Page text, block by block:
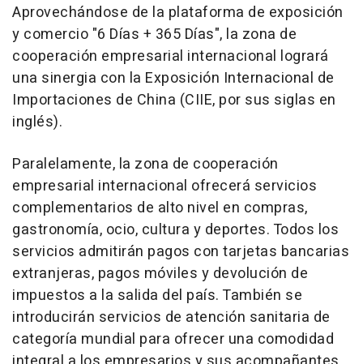
Aprovechándose de la plataforma de exposición
y comercio "6 Días + 365 Días", la zona de
cooperación empresarial internacional logrará
una sinergia con la Exposición Internacional de
Importaciones de China (CIIE, por sus siglas en
inglés).
Paralelamente, la zona de cooperación
empresarial internacional ofrecerá servicios
complementarios de alto nivel en compras,
gastronomía, ocio, cultura y deportes. Todos los
servicios admitirán pagos con tarjetas bancarias
extranjeras, pagos móviles y devolución de
impuestos a la salida del país. También se
introducirán servicios de atención sanitaria de
categoría mundial para ofrecer una comodidad